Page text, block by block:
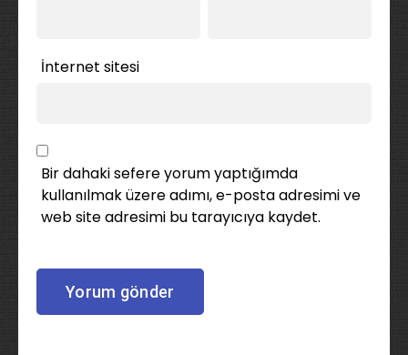
İnternet sitesi
Bir dahaki sefere yorum yaptığımda
kullanılmak üzere adımı, e-posta adresimi ve
web site adresimi bu tarayıcıya kaydet.